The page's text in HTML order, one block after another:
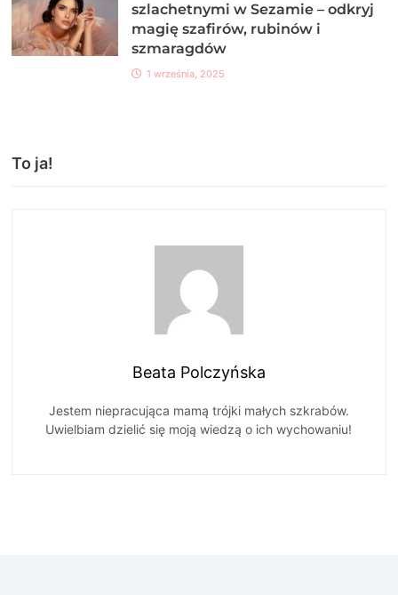
szlachetnymi w Sezamie – odkryj
magię szafirów, rubinów i
szmaragdów
1 września, 2025
To ja!
Beata Polczyńska
Jestem niepracująca mamą trójki małych szkrabów.
Uwielbiam dzielić się moją wiedzą o ich wychowaniu!